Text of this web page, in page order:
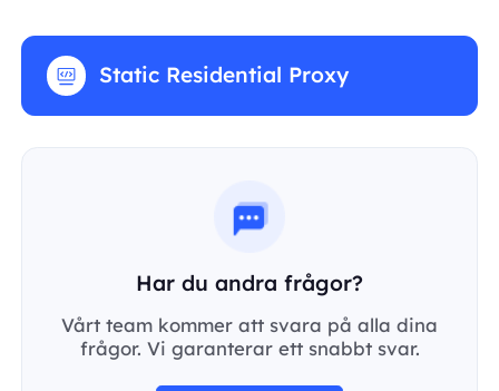
Static Residential Proxy
Har du andra frågor?
Vårt team kommer att svara på alla dina
frågor. Vi garanterar ett snabbt svar.